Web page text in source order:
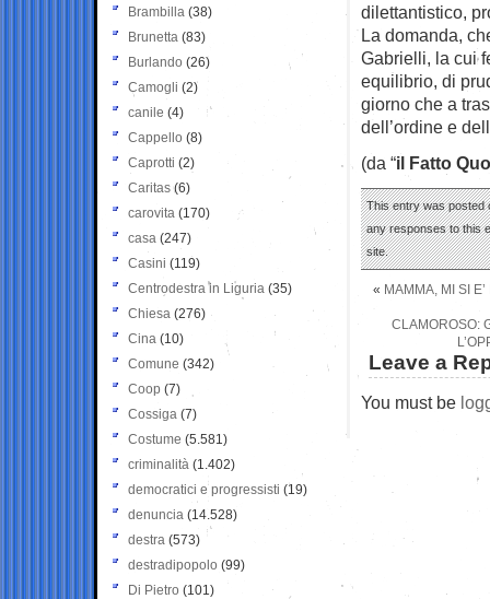
dilettantistico,
La domanda,
Gabrielli, la cui
equilibrio, di
giorno che a
dell’ordine e
(da “il Fatto
This entry was posted
any responses to this
site.
« MAMMA, MI SI
CLAMOROSO:
Leave a
You must be
Brambilla (38)
Brunetta (83)
Burlando (26)
Camogli (2)
canile (4)
Cappello (8)
Caprotti (2)
Caritas (6)
carovita (170)
casa (247)
Casini (119)
Centrodestra in Liguria (35)
Chiesa (276)
Cina (10)
Comune (342)
Coop (7)
Cossiga (7)
Costume (5.581)
criminalità (1.402)
democratici e progressisti (19)
denuncia (14.528)
destra (573)
destradipopolo (99)
Di Pietro (101)